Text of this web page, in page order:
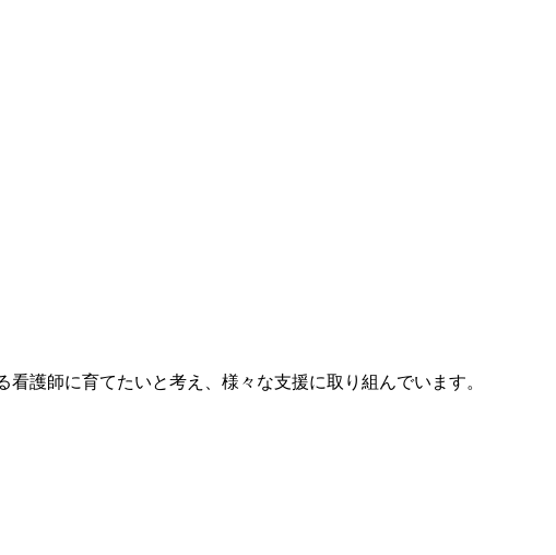
護師に育てたいと考え、様々な支援に取り組んでいます。